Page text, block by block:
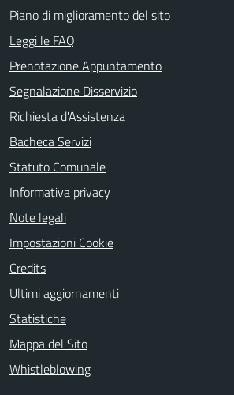
Piano di miglioramento del sito
Leggi le FAQ
Prenotazione Appuntamento
Segnalazione Disservizio
Richiesta d'Assistenza
Bacheca Servizi
Statuto Comunale
Informativa privacy
Note legali
Impostazioni Cookie
Credits
Ultimi aggiornamenti
Statistiche
Mappa del Sito
Whistleblowing